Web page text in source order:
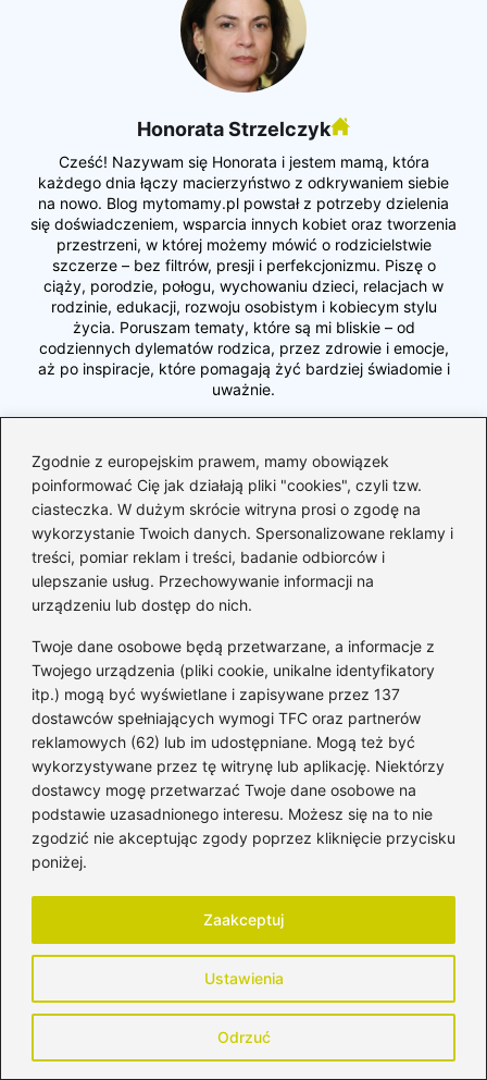
Zgodnie z europejskim prawem, mamy obowiązek
poinformować Cię jak działają pliki "cookies", czyli tzw.
ciasteczka. W dużym skrócie witryna prosi o zgodę na
wykorzystanie Twoich danych. Spersonalizowane reklamy i
treści, pomiar reklam i treści, badanie odbiorców i
ulepszanie usług. Przechowywanie informacji na
urządzeniu lub dostęp do nich.
Twoje dane osobowe będą przetwarzane, a informacje z
Twojego urządzenia (pliki cookie, unikalne identyfikatory
itp.) mogą być wyświetlane i zapisywane przez 137
dostawców spełniających wymogi TFC oraz partnerów
reklamowych (62) lub im udostępniane. Mogą też być
wykorzystywane przez tę witrynę lub aplikację. Niektórzy
dostawcy mogę przetwarzać Twoje dane osobowe na
podstawie uzasadnionego interesu. Możesz się na to nie
zgodzić nie akceptując zgody poprzez kliknięcie przycisku
poniżej.
Ustawienia
Odrzuć
Zaakceptuj
Honorata Strzelczyk
Cześć! Nazywam się Honorata i jestem mamą, która
każdego dnia łączy macierzyństwo z odkrywaniem siebie
na nowo. Blog mytomamy.pl powstał z potrzeby dzielenia
się doświadczeniem, wsparcia innych kobiet oraz tworzenia
przestrzeni, w której możemy mówić o rodzicielstwie
szczerze – bez filtrów, presji i perfekcjonizmu. Piszę o
ciąży, porodzie, połogu, wychowaniu dzieci, relacjach w
rodzinie, edukacji, rozwoju osobistym i kobiecym stylu
życia. Poruszam tematy, które są mi bliskie – od
codziennych dylematów rodzica, przez zdrowie i emocje,
aż po inspiracje, które pomagają żyć bardziej świadomie i
uważnie.
Wierzę, że każda z nas potrzebuje wspólnoty, rozmowy i
akceptacji – dlatego stworzyłam miejsce, w którym możemy
się wspierać, wymieniać doświadczeniami i razem dorastać
do swojej najlepszej wersji. Zapraszam Cię do mojego
świata – pełnego miłości, autentyczności, refleksji i małych,
wielkich codziennych chwil. Jestem tu, by inspirować,
pomagać, dodawać odwagi i przypominać, że w tym
wszystkim… naprawdę nie jesteśmy same.
←
Czy podawać dziecku wodę? Sprawdź, co mówi
medycyna i eksperci
→
Szukasz wsparcia? Jak pokonać trudności ze
schudnięciem po porodzie na forum kobiet
Dodaj komentarz
Twój adres email nie zostanie opublikowany.
Wymagane pola są oznaczone*